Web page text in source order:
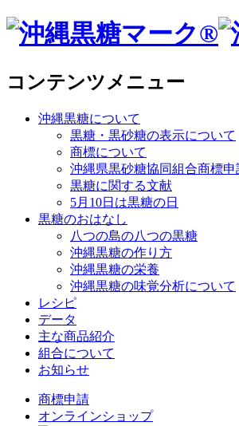
コンテンツメニュー
沖縄黒糖について
黒糖・黒砂糖の表示について
商標について
沖縄県黒砂糖協同組合商標申
黒糖に関する文献
5月10日は黒糖の日
黒糖のおはなし
八つの島の八つの黒糖
沖縄黒糖の作り方
沖縄黒糖の栄養
沖縄黒糖の味覚分析について
レシピ
データ
主な商品紹介
組合について
お知らせ
商標申請
オンラインショップ